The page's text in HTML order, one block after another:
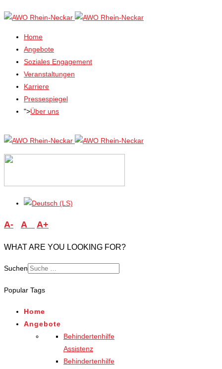
Home
Angebote
Soziales Engagement
Veranstaltungen
Karriere
Pressespiegel
">Über uns
A- A A+
WHAT ARE YOU LOOKING FOR?
Suchen
Popular Tags
Home
Angebote
Behindertenhilfe
Assistenz
Behindertenhilfe